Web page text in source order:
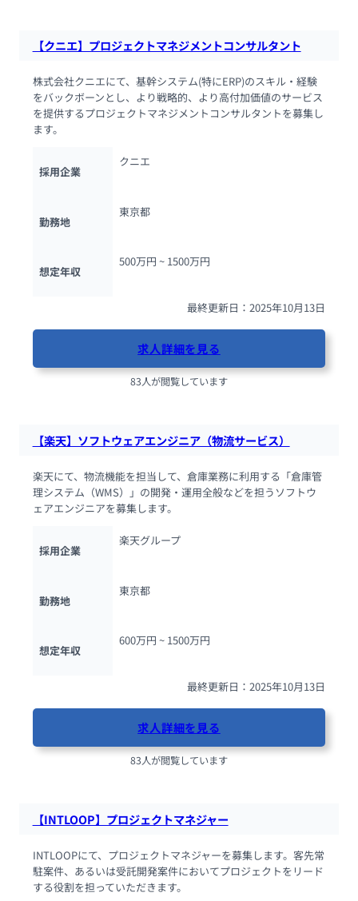
【クニエ】プロジェクトマネジメントコンサルタント
株式会社クニエにて、基幹システム(特にERP)のスキル・経験
をバックボーンとし、より戦略的、より高付加価値のサービス
を提供するプロジェクトマネジメントコンサルタントを募集し
ます。
採用企業
クニエ
勤務地
東京都
想定年収
500万円 ~ 1500万円
最終更新日：2025年10月13日
求人詳細を見る
83人が閲覧しています
【楽天】ソフトウェアエンジニア（物流サービス）
楽天にて、物流機能を担当して、倉庫業務に利用する「倉庫管
理システム（WMS）」の開発・運用全般などを担うソフトウ
ェアエンジニアを募集します。
採用企業
楽天グループ
勤務地
東京都
想定年収
600万円 ~ 1500万円
最終更新日：2025年10月13日
求人詳細を見る
83人が閲覧しています
【INTLOOP】プロジェクトマネジャー
INTLOOPにて、プロジェクトマネジャーを募集します。客先常
駐案件、あるいは受託開発案件においてプロジェクトをリード
する役割を担っていただきます。